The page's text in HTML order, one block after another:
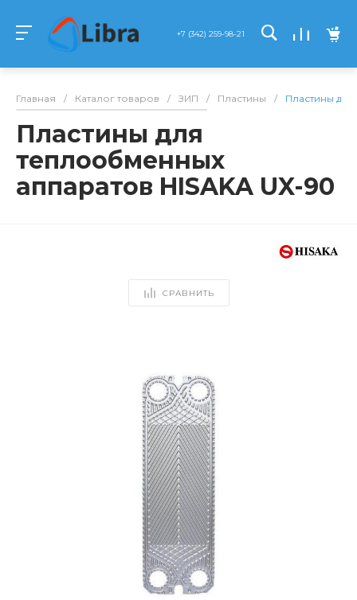
+7 (342) 259-98-21
Главная / Каталог товаров / ЗИП / Пластины / Пластины
Пластины для
теплообменных
аппаратов HISAKA UX-90
СРАВНИТЬ